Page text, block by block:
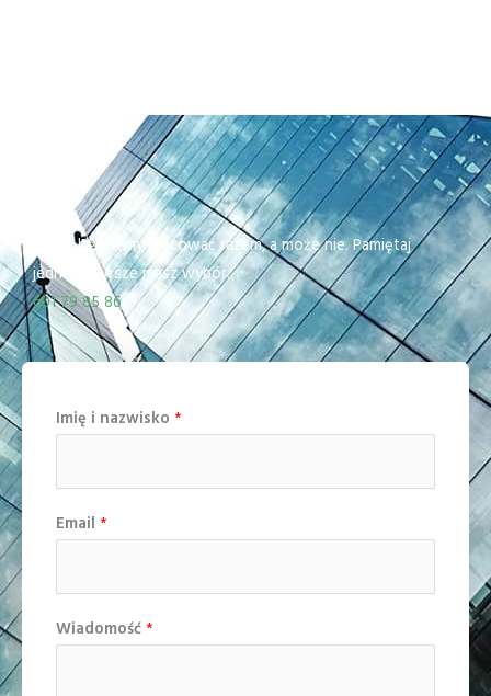
Może będziemy pracować razem, a może nie. Pamiętaj
jednak, zawsze masz wybór.
601 79 85 86
Imię i nazwisko *
Email *
Wiadomość*